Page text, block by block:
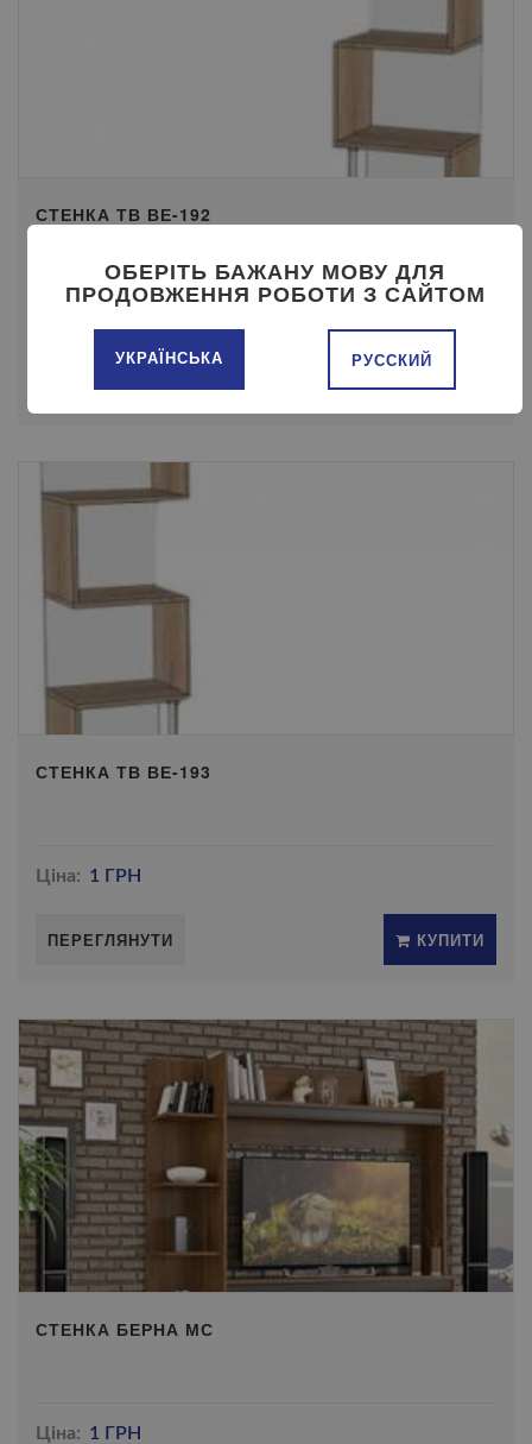
СТЕНКА ТВ ВЕ-192
КУПИТИ
СТЕНКА ТВ ВЕ-193
Ціна: 1 ГРН
ПЕРЕГЛЯНУТИ КУПИТИ
СТЕНКА БЕРНА МС
Ціна: 1 ГРН
ОБЕРІТЬ БАЖАНУ МОВУ ДЛЯ
ПРОДОВЖЕННЯ РОБОТИ З САЙТОМ
УКРАЇНСЬКА РУССКИЙ